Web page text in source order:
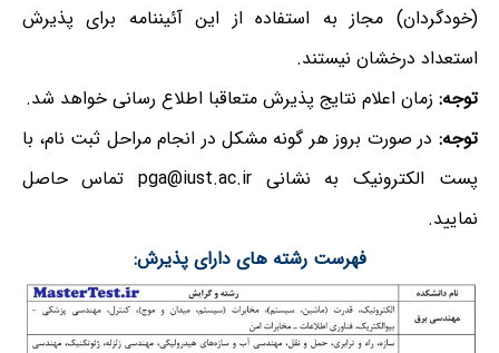
(خودگردان) مجاز به استفاده از این آئیننامه برای پذیرش
استعداد درخشان نیستند.
توجه: زمان اعلام نتایج پذیرش متعاقبا اطلاع رسانی خواهد شد.
توجه: در صورت بروز هر گونه مشکل در انجام مراحل ثبت نام، با
پست الکترونیک به نشانی pga@iust.ac.ir تماس حاصل
نمایید.
فهرست رشته های دارای پذیرش: